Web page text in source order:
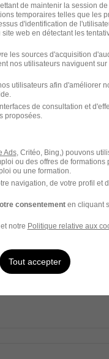
en Chu
Chu pour
jours
de maintenir la session
temporaires telles que les
d'identification de
web en détectant les
les sources d'acquisition
nos utilisateurs naviguent sur
utilisateurs afin d'améliorer
de consultation et
proposées.
Ads, Critéo, Bing,) pouvons
ou des offres de formations
ou une formation.
navigation, de votre profil et
consentementen cliquant
et notre Politique relative aux
Tout accepter